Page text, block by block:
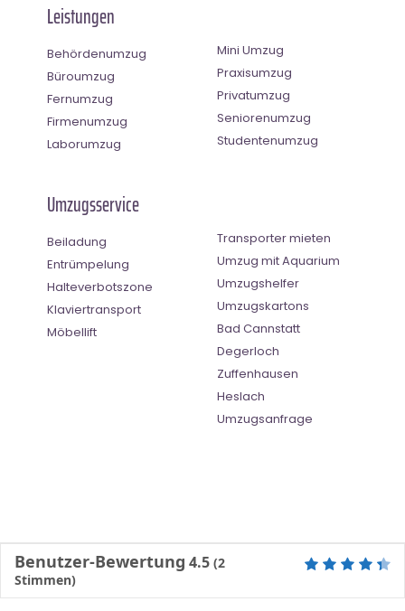
Leistungen
Behördenumzug
Büroumzug
Fernumzug
Firmenumzug
Laborumzug
Mini Umzug
Praxisumzug
Privatumzug
Seniorenumzug
Studentenumzug
Umzugsservice
Beiladung
Entrümpelung
Halteverbotszone
Klaviertransport
Möbellift
Transporter mieten
Umzug mit Aquarium
Umzugshelfer
Umzugskartons
Bad Cannstatt
Degerloch
Zuffenhausen
Heslach
Umzugsanfrage
Benutzer-Bewertung 4.5 (2
Stimmen)